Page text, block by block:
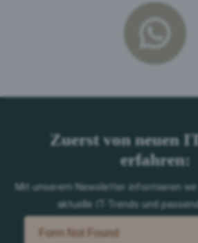
Zuerst von neuen
erfahren:
Mit unserem Newsletter informieren
aktuelle IT-Trends und